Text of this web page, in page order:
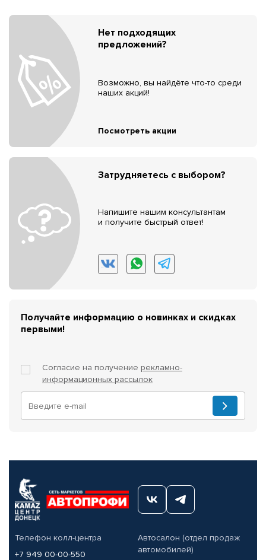
Нет подходящих
предложений?
Возможно, вы найдёте что-то среди
наших акций!
Посмотреть акции
Затрудняетесь с выбором?
Напишите нашим консультантам
и получите быстрый ответ!
Получайте информацию о новинках и скидках
первыми!
Согласие на получение рекламно-
информационных рассылок
Телефон колл-центра
+7 949 00-00-550
Автосалон (отдел продаж
автомобилей)